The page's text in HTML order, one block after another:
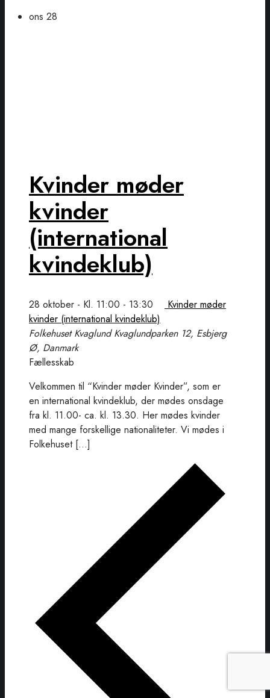
ons 28
Kvinder møder
kvinder
(international
kvindeklub)
28 oktober - Kl. 11:00 - 13:30
Kvinder møder
kvinder (international kvindeklub)
Folkehuset KvaglundKvaglundparken 12, Esbjerg
Ø, Danmark
Fællesskab
Velkommen til “Kvinder møder Kvinder”, som er
en international kvindeklub, der mødes onsdage
fra kl. 11.00- ca. kl. 13.30. Her mødes kvinder
med mange forskellige nationaliteter. Vi mødes i
Folkehuset […]